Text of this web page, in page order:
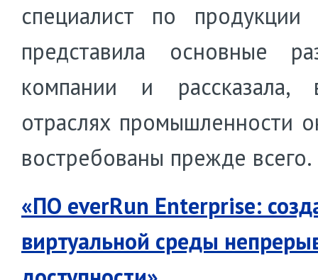
специалист по продукции
представила основные
компании и рассказала,
отраслях промышленности
востребованы прежде всего.
«ПО everRun Enterprise:
виртуальной среды